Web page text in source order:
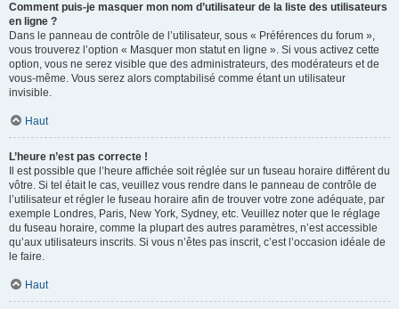
Comment puis-je masquer mon nom d’utilisateur de la liste des utilisateurs
en ligne ?
Dans le panneau de contrôle de l’utilisateur, sous « Préférences du forum »,
vous trouverez l’option « Masquer mon statut en ligne ». Si vous activez cette
option, vous ne serez visible que des administrateurs, des modérateurs et de
vous-même. Vous serez alors comptabilisé comme étant un utilisateur
invisible.
Haut
L’heure n’est pas correcte !
Il est possible que l’heure affichée soit réglée sur un fuseau horaire différent du
vôtre. Si tel était le cas, veuillez vous rendre dans le panneau de contrôle de
l’utilisateur et régler le fuseau horaire afin de trouver votre zone adéquate, par
exemple Londres, Paris, New York, Sydney, etc. Veuillez noter que le réglage
du fuseau horaire, comme la plupart des autres paramètres, n’est accessible
qu’aux utilisateurs inscrits. Si vous n’êtes pas inscrit, c’est l’occasion idéale de
le faire.
Haut